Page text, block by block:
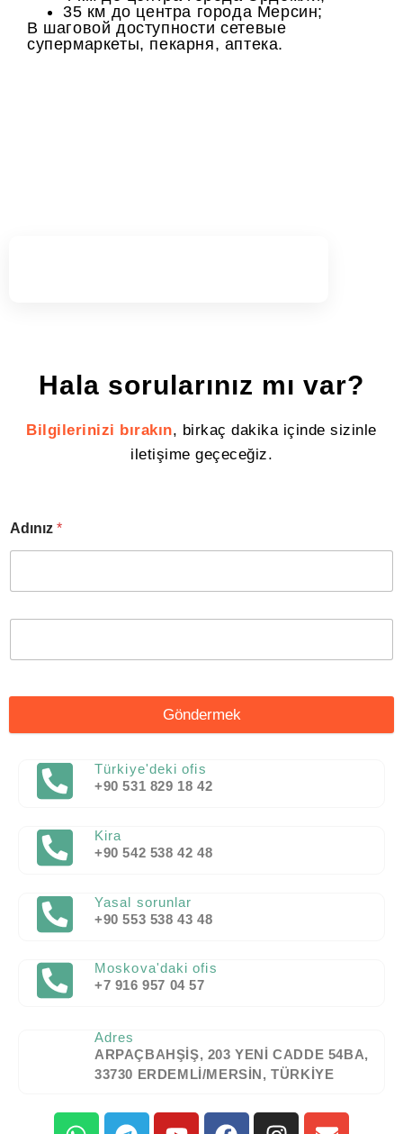
35 км до центра города Мерсин;
В шаговой доступности сетевые
супермаркеты, пекарня, аптека.
Hala sorularınız mı var?
Bilgilerinizi bırakın, birkaç dakika içinde sizinle
iletişime geçeceğiz.
Adınız *
Göndermek
Türkiye'deki ofis
+90 531 829 18 42
Kira
+90 542 538 42 48
Yasal sorunlar
+90 553 538 43 48
Moskova'daki ofis
+7 916 957 04 57
Adres
ARPAÇBAHŞIŞ, 203 YENI CADDE 54BA,
33730 ERDEMLI/MERSIN, TÜRKIYE